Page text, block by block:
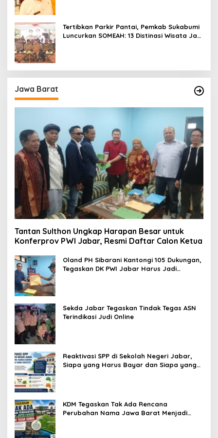
Tertibkan Parkir Pantai, Pemkab Sukabumi
Luncurkan SOMEAH: 13 Distinasi Wisata Jadi
Jawa Barat
Tantan Sulthon Ungkap Harapan Besar untuk
Konferprov PWI Jabar, Resmi Daftar Calon Ketua
Oland PH Sibarani Kantongi 105 Dukungan,
Tegaskan DK PWI Jabar Harus Jadi
Sekda Jabar Tegaskan Tindak Tegas ASN
Terindikasi Judi Online
Reaktivasi SPP di Sekolah Negeri Jabar,
Siapa yang Harus Bayar dan Siapa yang
KDM Tegaskan Tak Ada Rencana
Perubahan Nama Jawa Barat Menjadi